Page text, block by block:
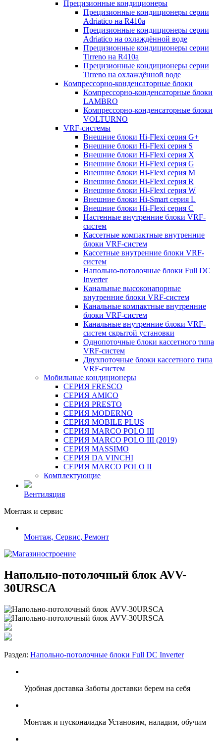
Прецизионные кондиционеры
Прецизионные кондиционеры серии
Adriatico на R410a
Прецизионные кондиционеры серии
Adriatico на охлаждённой воде
Прецизионные кондиционеры серии
Tirreno на R410a
Прецизионные кондиционеры серии
Tirreno на охлаждённой воде
Компрессорно-конденсаторные блоки
Компрессорно-конденсаторные блоки
LAMBRO
Компрессорно-конденсаторные блоки
VOLTURNO
VRF-системы
Внешние блоки Hi-Flexi серия G+
Внешние блоки Hi-Flexi серия S
Внешние блоки Hi-Flexi серия X
Внешние блоки Hi-Flexi серия G
Внешние блоки Hi-Flexi серия M
Внешние блоки Hi-Flexi серия R
Внешние блоки Hi-Flexi серия W
Внешние блоки Hi-Smart серия L
Внешние блоки Hi-Flexi серия C
Настенные внутренние блоки VRF-
систем
Кассетные компактные внутренние
блоки VRF-систем
Кассетные внутренние блоки VRF-
систем
Напольно-потолочные блоки Full DC
Inverter
Канальные высоконапорные
внутренние блоки VRF-систем
Канальные компактные внутренние
блоки VRF-систем
Канальные внутренние блоки VRF-
систем скрытой установки
Однопоточные блоки кассетного типа
VRF-систем
Двухпоточные блоки кассетного типа
VRF-систем
Мобильные кондиционеры
СЕРИЯ FRESCO
СЕРИЯ AMICO
СЕРИЯ PRESTO
СЕРИЯ MODERNO
СЕРИЯ MOBILE PLUS
СЕРИЯ MARCO POLO III
СЕРИЯ MARCO POLO III (2019)
СЕРИЯ MASSIMO
СЕРИЯ DA VINCHI
СЕРИЯ MARCO POLO II
Комплектующие
Вентиляция
Монтаж и сервис
Монтаж, Сервис, Ремонт
Напольно-потолочный блок AVV-
30URSCA
Раздел: Напольно-потолочные блоки Full DC Inverter
Удобная доставка Заботы доставки берем на себя
Монтаж и пусконаладка Установим, наладим, обучим